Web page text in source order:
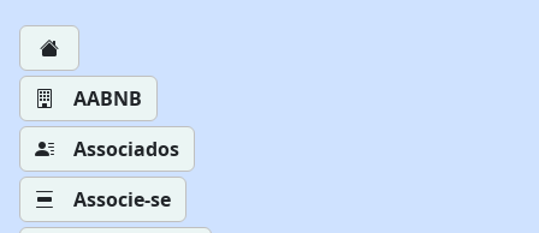
AABNB
Associados
Associe-se